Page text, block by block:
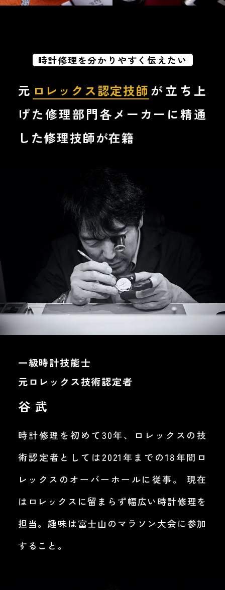
時計修理を分かりやすく伝えたい
元 ロレックス認定技師 が立ち上
げた修理部門各メーカーに精通
した修理技師が在籍
一級時計技能士
元ロレックス技術認定者
谷 武
時計修理を初めて30年、ロレックスの技
術認定者としては2021年までの18年間ロ
レックスのオーバーホールに従事。 現在
はロレックスに留まらず幅広い時計修理を
担当。趣味は富士山のマラソン大会に参加
すること。